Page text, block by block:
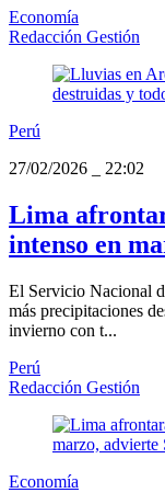
Economía
Redacción Gestión
Perú
27/02/2026
22:02
Lima
intenso en
El Servicio Nacional
más precipitaciones
invierno con t...
Perú
Redacción Gestión
Economía